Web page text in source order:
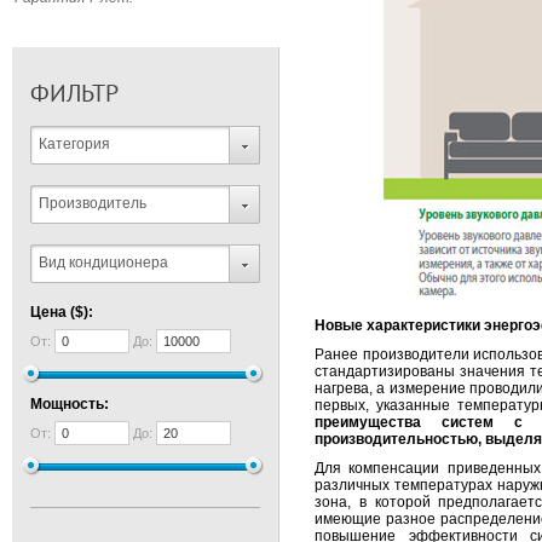
ФИЛЬТР
Категория
Производитель
Вид кондиционера
Цена ($):
От: До:
Мощность:
От: До:
Новые характеристики
Ранее производители
стандартизированы значения
нагрева, а измерение
первых, указанные
преимущества систем с
производительностью,
Для компенсации
различных температурах
зона, в которой
имеющие разное
повышение эффективности